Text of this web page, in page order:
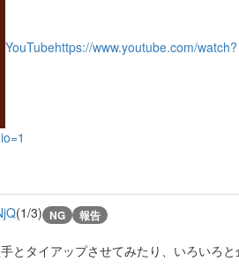
YouTubehttps://www.youtube.com/watch?
(1/3) NG 報告
とタイアップさせてみたり、いろいろと